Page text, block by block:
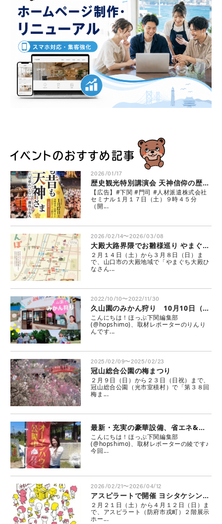
イベントのおすすめ記事
2026/01/17
歴史観光特別講演会 天神信仰の歴史を学ぼう！
【広告】#下関 #門司 #人材派遣株式会社
セミナル１月１７日（土）９時４５分
（開...
2026/02/14〜2026/03/08
大殿大路界隈でお雛様巡り やまぐち大殿ひなさんぽ
２月１４日（土）から３月８日（日）ま
で、山口市の大殿地域で「やまぐち大殿ひ
なさん...
2022/10/10〜2022/11/30
久山園のみかん狩り 10月10日（月祝）よりスタート！【下関市味覚狩り】
こんにちは！ほっぷ下関編集部
(@hopshimo)、取材レポーターのりんり
んです...
2025/02/09〜2025/02/23
冠山総合公園の梅まつり
２月９日（日）から２３日（日祝）まで、
冠山総合公園（光市室積村）で「第３８回
梅ま...
最新・充実の豪華設備、省エネ&抗菌・防カビ住宅！駅近で利便性も良し！プランタウン小野田駅前
こんにちは！ほっぷ下関編集部
(@hopshimo)、取材レポーターの綾です♪
今回...
2026/02/21〜2026/04/12
アスピラートで開催 ヨシタケシンスケ展かもしれない
２月２１日（土）から４月１２日（日）ま
で、アスピラート（防府市戎町）２階展示
ホー...